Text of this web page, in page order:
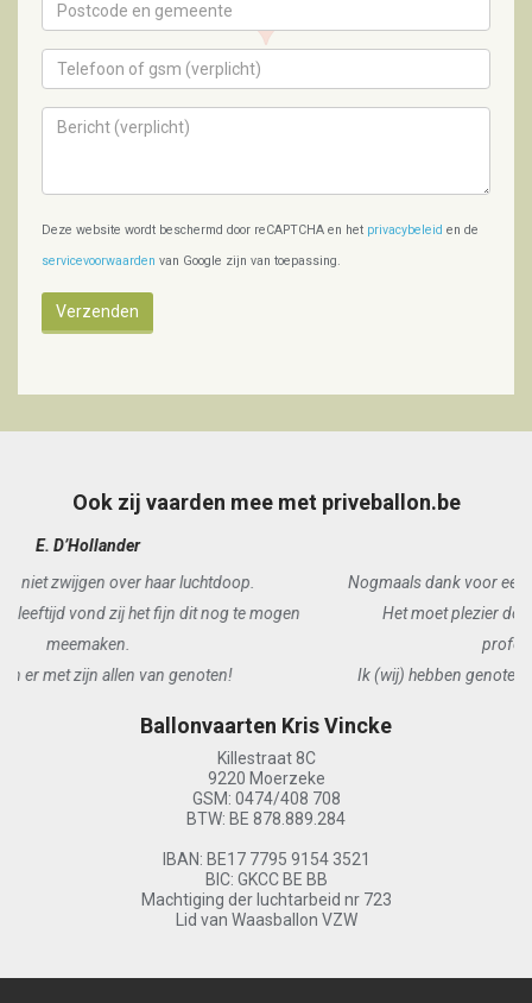
Deze website wordt beschermd door reCAPTCHA en het privacybeleid en de
servicevoorwaarden van Google zijn van toepassing.
Ook zij vaarden mee met priveballon.be
Nogmaals dank voor een mooi moment, zelfs één van de mooiste!
Het moet plezier doen zoveel mensen gelukkig te zien als
Ik (wij) hebben genoten van voor het opstijgen tot na de landing,
Ballonvaarten Kris Vincke
Killestraat 8C
9220 Moerzeke
GSM: 0474/408 708
BTW: BE 878.889.284
IBAN: BE17 7795 9154 3521
BIC: GKCC BE BB
Machtiging der luchtarbeid nr 723